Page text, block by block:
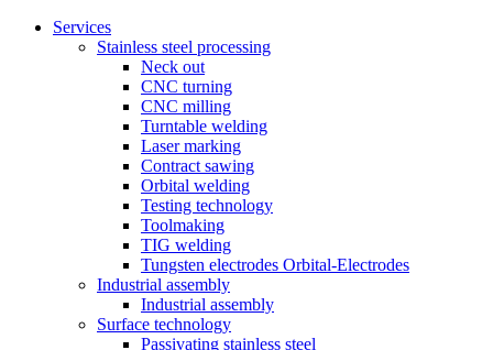
Services
Stainless steel processing
Neck out
CNC turning
CNC milling
Turntable welding
Laser marking
Contract sawing
Orbital welding
Testing technology
Toolmaking
TIG welding
Tungsten electrodes Orbital-Electrodes
Industrial assembly
Industrial assembly
Surface technology
Passivating stainless steel